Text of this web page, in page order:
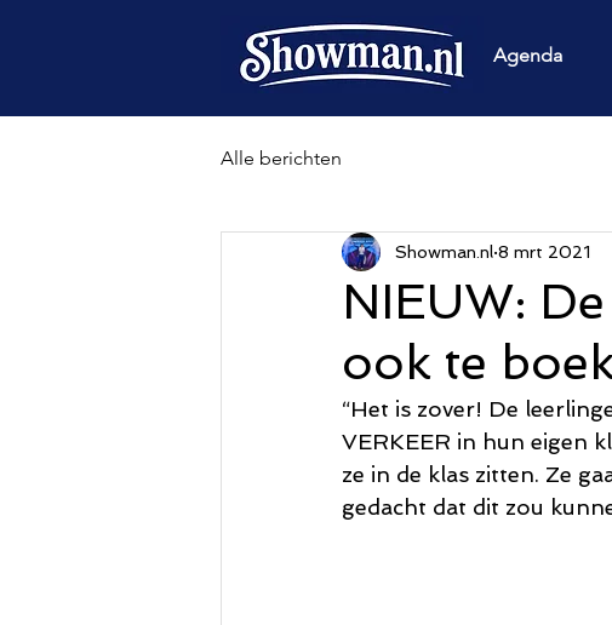
Alle berichten
NIEUW:
ook te
Showman.nl 8 mrt 2021
“Het is zover! De
VERKEER in hun eigen
ze in de klas zitten. Ze
gedacht dat dit zou
Agenda